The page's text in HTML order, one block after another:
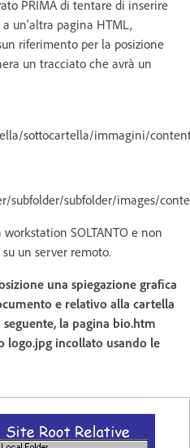
PRIMA di tentare di inserire
un'altra pagina HTML,
riferimento per la posizione
un tracciato che avrà un
sottocartella/immagini/
subfolder/subfolder/images/
SOLTANTO e non
un server remoto.
una spiegazione grafica
e relativo alla cartella
la pagina bio.htm
logo.jpg incollato usando le